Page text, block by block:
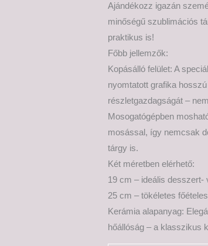
Ajándékozz igazán
minőségű szublimációs
praktikus is!
Főbb jellemzők:
Kopásálló felület: A
nyomtatott grafika
részletgazdagságát –
Mosogatógépben
mosással, így nemcsak
tárgy is.
Két méretben elérhető:
19 cm – ideális desszert-
25 cm – tökéletes
Kerámia alapanyag:
hőállóság – a klasszikus